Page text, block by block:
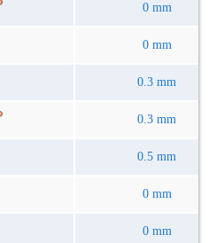
0 mm
0 mm
0.3 mm
0.3 mm
0.5 mm
0 mm
0 mm